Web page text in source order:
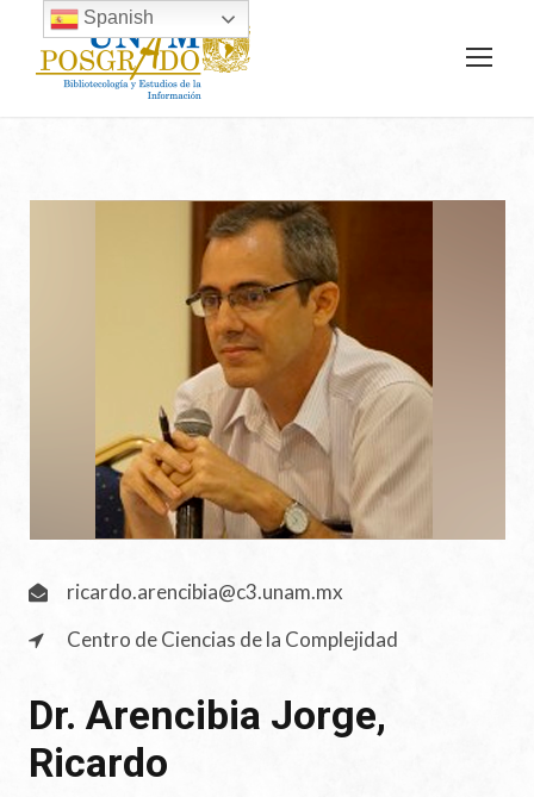
ricardo.arencibia@c3.unam.mx
Centro de Ciencias de la Complejidad
Dr. Arencibia Jorge,
Ricardo
Spanish